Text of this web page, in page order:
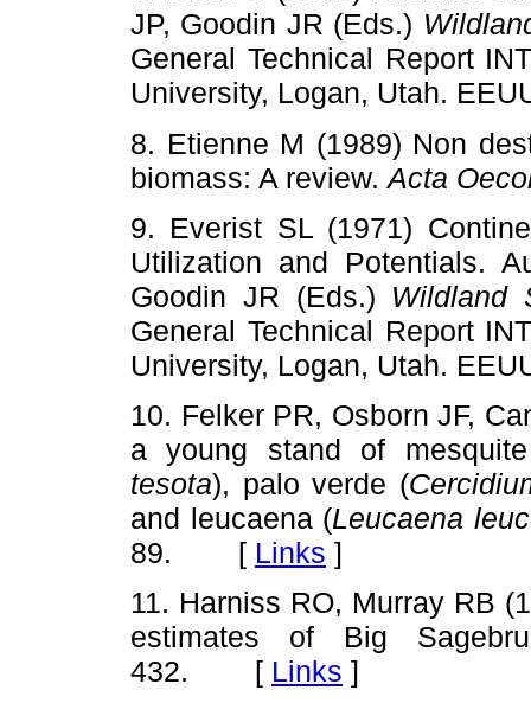
JP, Goodin JR (Eds.)
General Technical Report
University, Logan, Utah.
8. Etienne M (1989) Non
biomass: A review.Acta
9. Everist SL (1971)
Utilization and Potentials.
Goodin JR (Eds.) Wildland
General Technical Report
University, Logan, Utah.
10. Felker PR, Osborn JF,
a young stand of
tesota), palo verde (
and leucaena (Leucaena
89. [ Links ]
11. Harniss RO, Murray RB
estimates of Big
432. [ Links ]